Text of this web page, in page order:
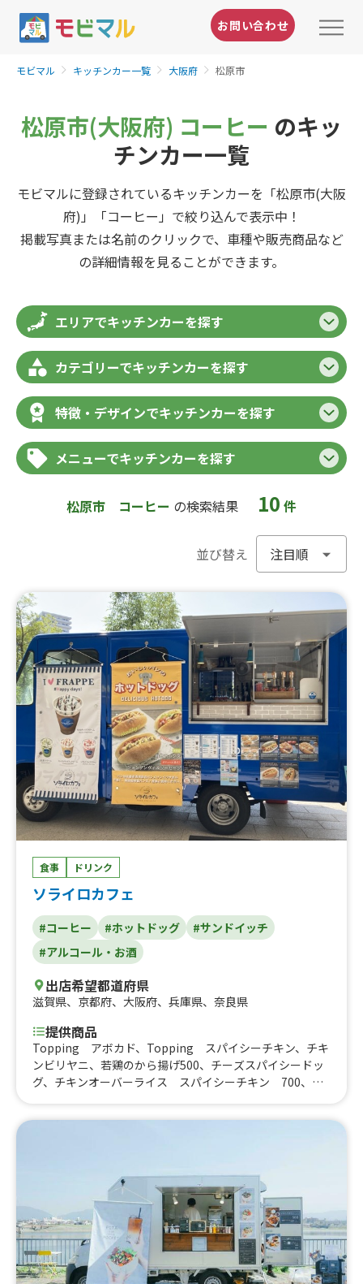
お問い合わせ
モビマル キッチンカー一覧 大阪府 松原市
松原市(大阪府) コーヒー のキッ
チンカー一覧
モビマルに登録されているキッチンカーを「松原市(大阪
府)」「コーヒー」で絞り込んで表示中！
掲載写真または名前のクリックで、車種や販売商品など
の詳細情報を見ることができます。
エリアでキッチンカーを探す
カテゴリーでキッチンカーを探す
特徴・デザインでキッチンカーを探す
メニューでキッチンカーを探す
松原市 コーヒー の検索結果 10 件
並び替え
食事 ドリンク
ソライロカフェ
#コーヒー #ホットドッグ
#サンドイッチ
#アルコール・お酒
出店希望都道府県
滋賀県、 京都府、 大阪府、 兵庫県、 奈良県
提供商品
Topping アボカド、Topping スパイシーチキン、チキ
ンビリヤニ、若鶏のから揚げ500、チーズスパイシードッ
グ、チキンオーバーライス スパイシーチキン 700、米
ドッグ500、マンゴーフラッペ500、ホットドッグ3種、ピ
ーチフラッペ、ブルーベリーヨーグルト、マンゴーフラッ
ペ、チキンオーバーライス スパイシーチキン ライス大
盛り、チキンオーバーライス スパイシーチキン 大学、
チキンオーバーライス スパイシーチキン、チキンオーバ
ーライス 照り焼き、ホワイトモカ、イチゴのカフェモ